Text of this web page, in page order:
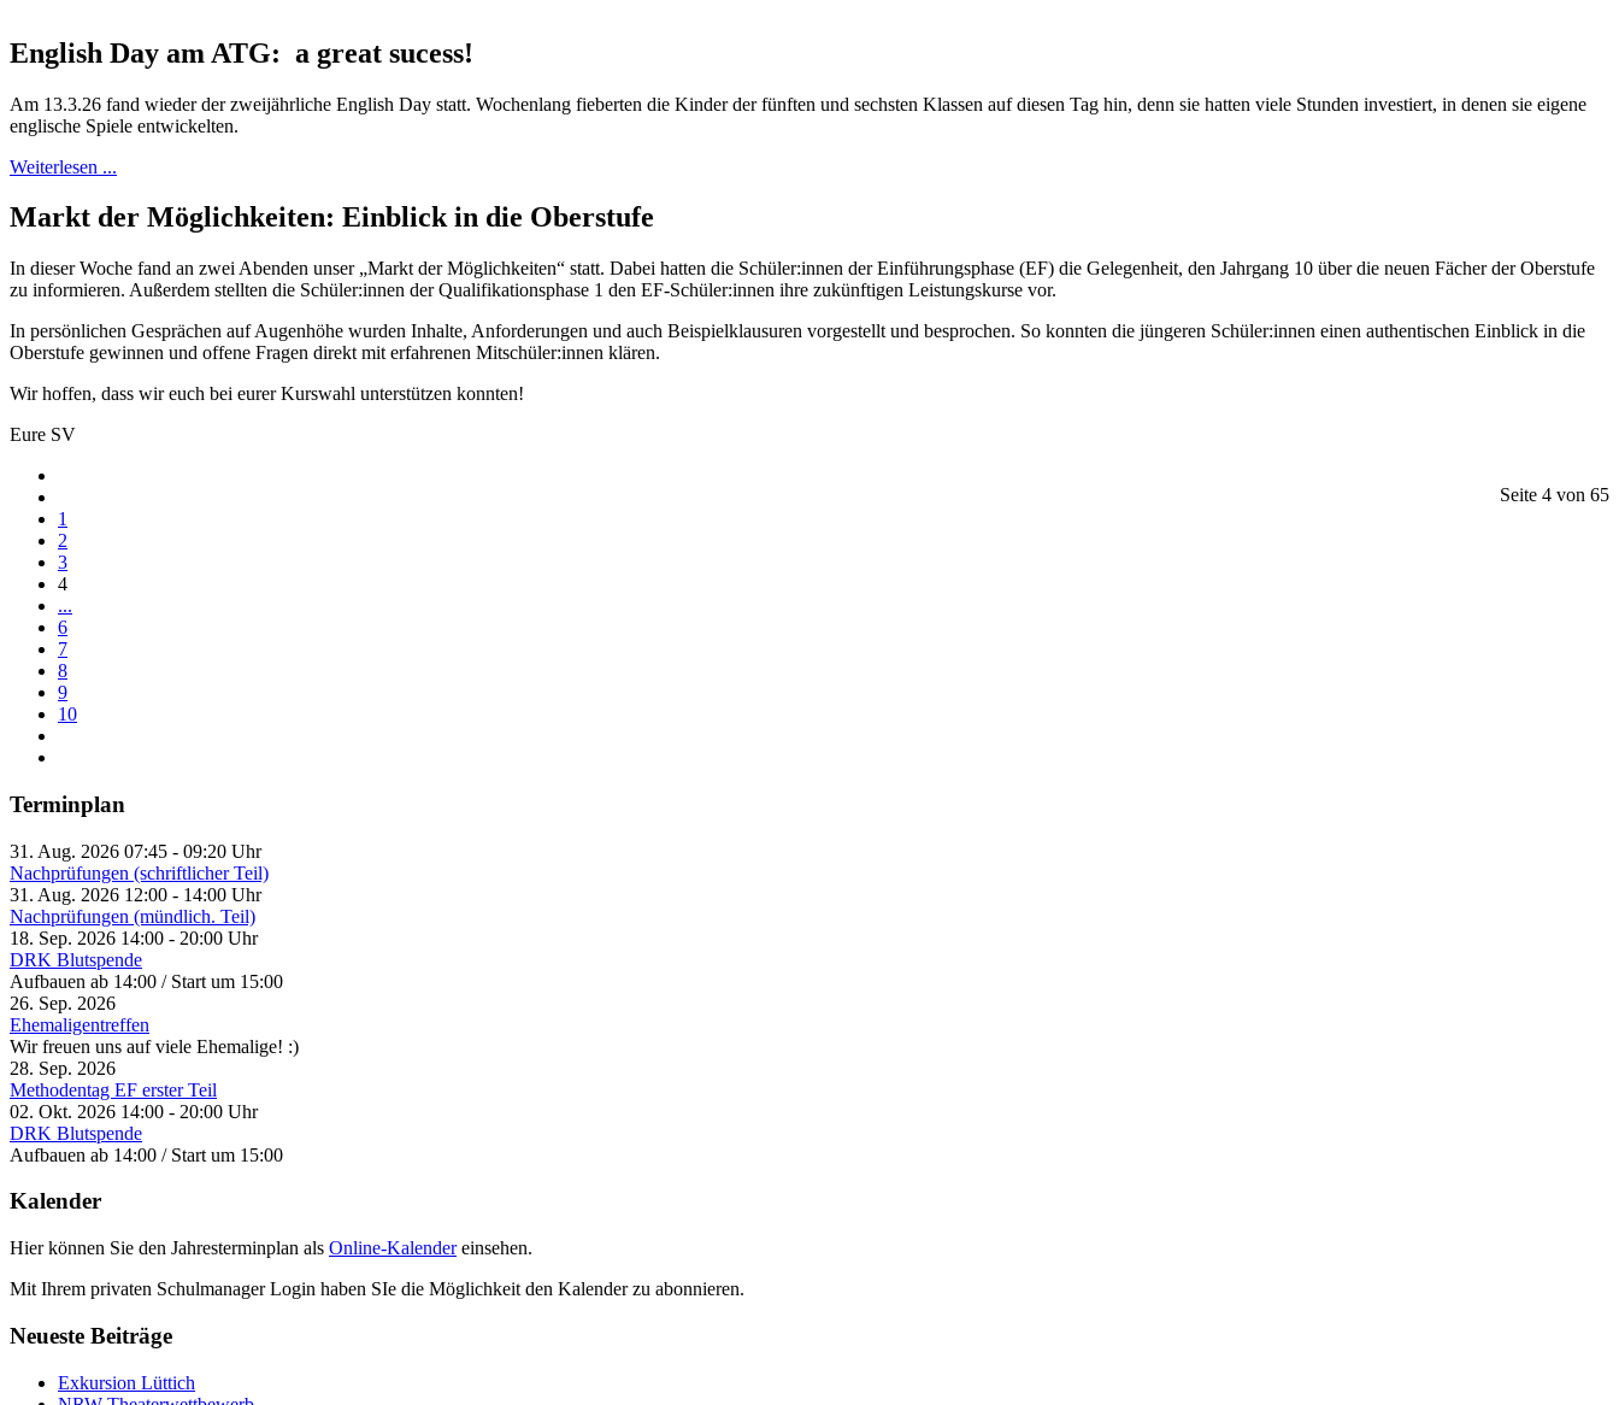
English Day am ATG: a great sucess!
Am 13.3.26 fand wieder der zweijährliche English Day statt. Wochenlang fieberten die Kinder der fünften und sechsten Klassen auf diesen Tag hin, denn sie hatten viele Stunden investiert, in denen sie eigene
englische Spiele entwickelten.
Weiterlesen ...
Markt der Möglichkeiten: Einblick in die Oberstufe
In dieser Woche fand an zwei Abenden unser „Markt der Möglichkeiten“ statt. Dabei hatten die Schüler:innen der Einführungsphase (EF) die Gelegenheit, den Jahrgang 10 über die neuen Fächer der Oberstufe
zu informieren. Außerdem stellten die Schüler:innen der Qualifikationsphase 1 den EF-Schüler:innen ihre zukünftigen Leistungskurse vor.
In persönlichen Gesprächen auf Augenhöhe wurden Inhalte, Anforderungen und auch Beispielklausuren vorgestellt und besprochen. So konnten die jüngeren Schüler:innen einen authentischen Einblick in die
Oberstufe gewinnen und offene Fragen direkt mit erfahrenen Mitschüler:innen klären.
Wir hoffen, dass wir euch bei eurer Kurswahl unterstützen konnten!
Eure SV
Seite 4 von 65
1
2
3
4
...
6
7
8
9
10
Terminplan
31. Aug. 2026 07:45 - 09:20 Uhr
Nachprüfungen (schriftlicher Teil)
31. Aug. 2026 12:00 - 14:00 Uhr
Nachprüfungen (mündlich. Teil)
18. Sep. 2026 14:00 - 20:00 Uhr
DRK Blutspende
Aufbauen ab 14:00 / Start um 15:00
26. Sep. 2026
Ehemaligentreffen
Wir freuen uns auf viele Ehemalige! :)
28. Sep. 2026
Methodentag EF erster Teil
02. Okt. 2026 14:00 - 20:00 Uhr
DRK Blutspende
Aufbauen ab 14:00 / Start um 15:00
Kalender
Hier können Sie den Jahresterminplan als Online-Kalendereinsehen.
Mit Ihrem privaten Schulmanager Login haben SIe die Möglichkeit den Kalender zu abonnieren.
Neueste Beiträge
Exkursion Lüttich